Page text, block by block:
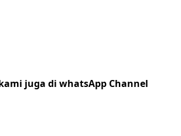
juga di whatsApp Channel